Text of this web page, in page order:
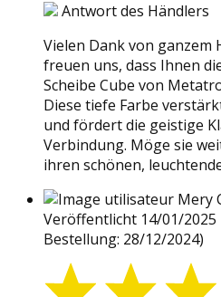
Antwort des Händlers
Vielen Dank von ganzem
freuen uns, dass Ihnen
Scheibe Cube von
Diese tiefe Farbe
und fördert die geistige
Verbindung. Möge sie
ihren schönen,
Mery
Veröffentlicht 14/01/2025
Bestellung: 28/12/2024)